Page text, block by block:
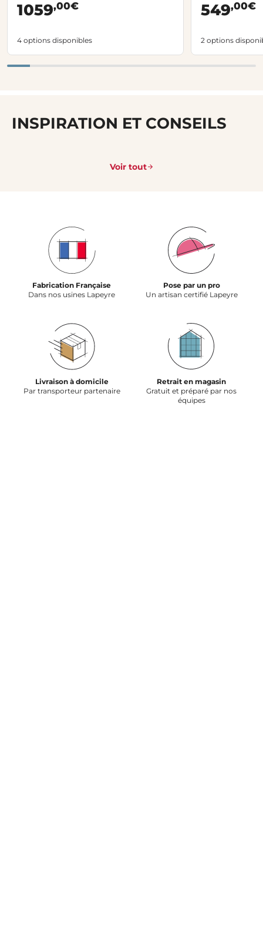
1059,00€
4 options disponibles
549,00€
2 options
INSPIRATION ET CONSEILS
Voir tout
Fabrication Française
Dans nos usines Lapeyre
Pose par un pro
Un artisan certifié Lapeyre
Livraison à domicile
Par transporteur partenaire
Retrait en magasin
Gratuit et préparé par nos
équipes